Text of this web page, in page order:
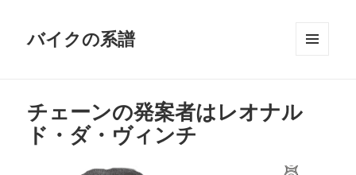
バイクの系譜
チェーンの発案者はレオナル
ド・ダ・ヴィンチ